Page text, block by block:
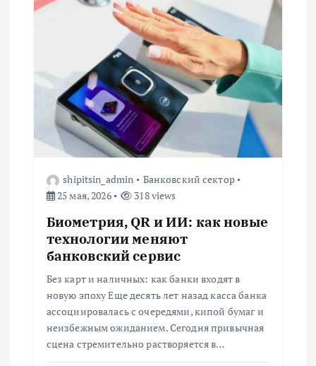
о
з
shipitsin_admin
Банковский сектор
25 мая, 2026
318 views
Биометрия, QR и ИИ: как новые
технологии меняют
банковский сервис
Без карт и наличных: как банки входят в
новую эпоху Еще десять лет назад касса банка
ассоциировалась с очередями, кипой бумаг и
неизбежным ожиданием. Сегодня привычная
сцена стремительно растворяется в…